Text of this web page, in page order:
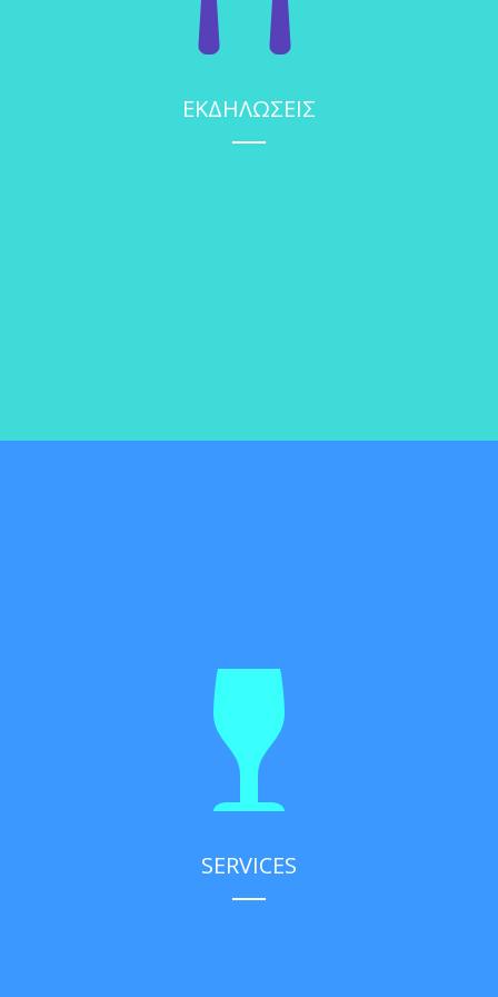
ΕΚΔΗΛΩΣΕΙΣ
SERVICES